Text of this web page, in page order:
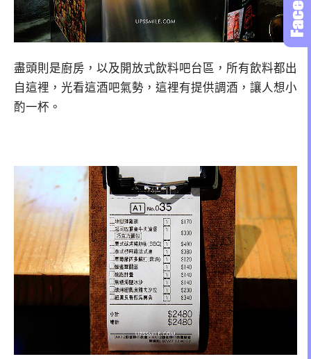
盡頭則是廚房，以及開放式飲料吧台區，所有飲料都出
自這裡，光看這酒吧氣勢，這裡有提供調酒，讓人想小
酌一杯。